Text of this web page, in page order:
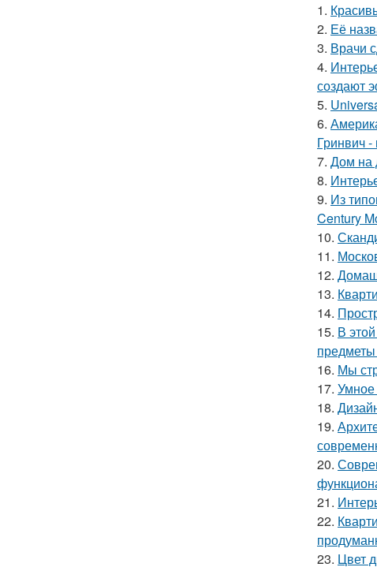
1.
2. Её
3. Врачи
4.
создают
5.
6.
Гринвич
7. Дом на
8.
9. Из
Century
10.
11.
12.
13.
14.
15. В
предметы
16. Мы
17. Умное
18.
19.
20.
21.
22.
23. Цвет